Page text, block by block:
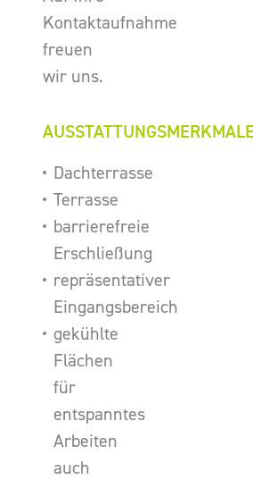
Kontaktaufnahme
freuen
wir uns.
AUSSTATTUNGSMERKMALE
Dachterrasse
Terrasse
barrierefreie
Erschließung
repräsentativer
Eingangsbereich
gekühlte
Flächen
für
entspanntes
Arbeiten
auch